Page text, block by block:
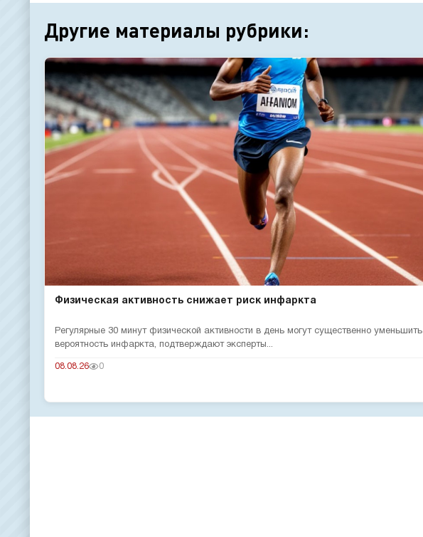
Другие материалы рубрики:
Физическая активность снижает риск инфаркта
Регулярные 30 минут физической активности в день могут существенно уменьшить
вероятность инфаркта, подтверждают эксперты...
08.08.26 0